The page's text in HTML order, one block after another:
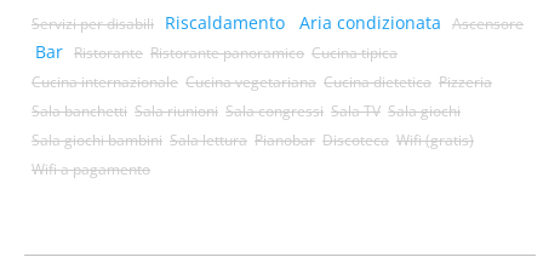
Servizi per disabili Riscaldamento Aria condizionata Ascensore
Bar Ristorante Ristorante panoramico Cucina tipica
Cucina internazionale Cucina vegetariana Cucina dietetica Pizzeria
Sala banchetti Sala riunioni Sala congressi Sala TV Sala giochi
Sala giochi bambini Sala lettura Pianobar Discoteca Wifi (gratis)
Wifi a pagamento